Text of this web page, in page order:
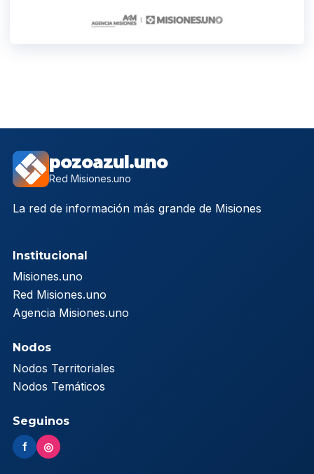
pozoazul.uno
Red Misiones.uno
La red de información más grande de Misiones
Institucional
Misiones.uno
Red Misiones.uno
Agencia Misiones.uno
Nodos
Nodos Territoriales
Nodos Temáticos
Seguinos
f ◎